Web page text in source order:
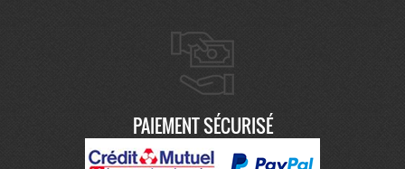
PAIEMENT SÉCURISÉ